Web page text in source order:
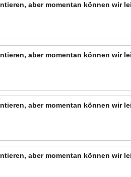
aber momentan können wir
aber momentan können wir
aber momentan können wir
aber momentan können wir